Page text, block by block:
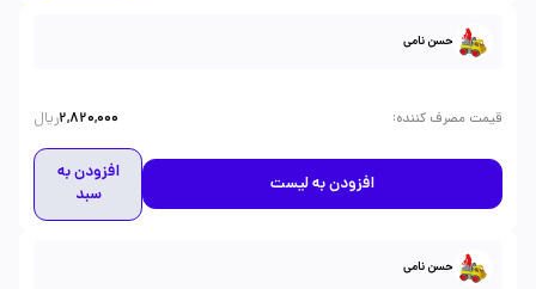
حسن نامی
قیمت مصرف کننده:
2,820,000ریال
افزودن به لیست
افزودن به
سبد
حسن نامی